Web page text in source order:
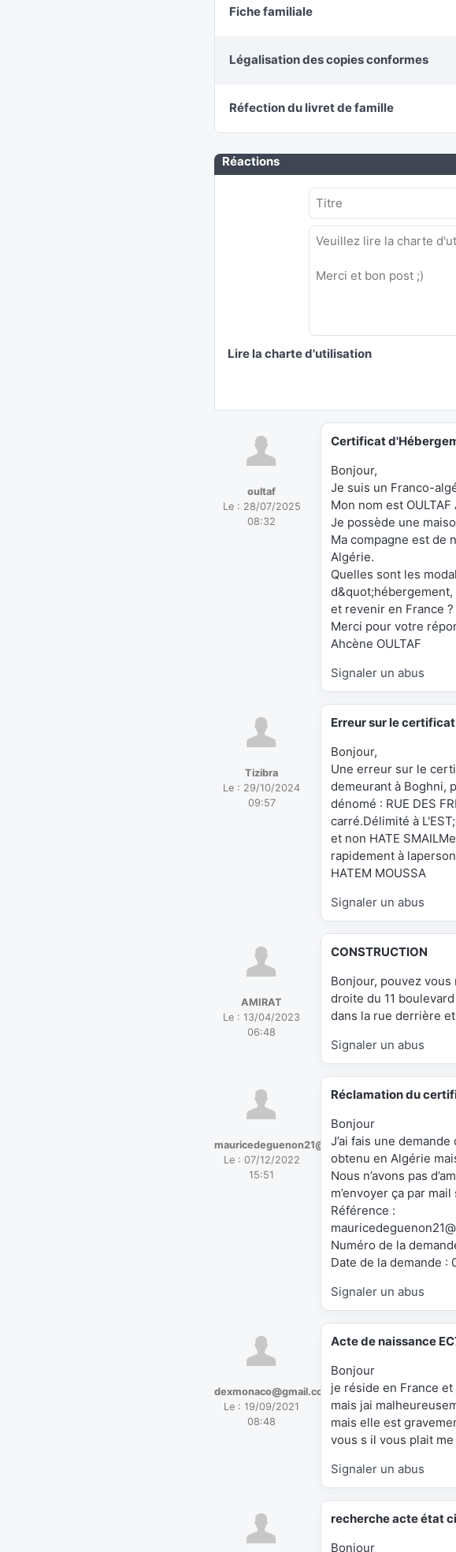
Fiche familiale
Légalisation des copies conformes
Réfection du livret de famille
Réactions
Lire la charte d'utilisation
oultaf
Le : 28/07/2025
08:32
Certificat
Bonjour,
Je suis un Franco-
Mon nom est OULTAF
Je possède une
Ma compagne est de
Algérie.
Quelles sont les
et revenir en France ?
Merci pour votre
Ahcène OULTAF
Signaler un abus
Tizibra
Le : 29/10/2024
09:57
Erreur sur le
Bonjour,
Une erreur sur le
demeurant à Boghni,
dénomé : RUE DES
carré.Délimité à
et non HATE
rapidement à
HATEM MOUSSA
Signaler un abus
AMIRAT
Le : 13/04/2023
06:48
CONSTRUCTION
Bonjour, pouvez
droite du 11
dans la rue derrière
Signaler un abus
mauricedeguenon21@gmail.com
Le : 07/12/2022
15:51
Réclamation du
Bonjour
J’ai fais une
obtenu en Algérie
Nous n’avons pas
m’envoyer ça par mail
Référence :
Numéro de la
Date de la demande :
Signaler un abus
dexmonaco@gmail.com
Le : 19/09/2021
08:48
Acte de naissance
Bonjour
je réside en France
mais jai
mais elle est
vous s il vous plait
Signaler un abus
recherche acte état
Bonjour